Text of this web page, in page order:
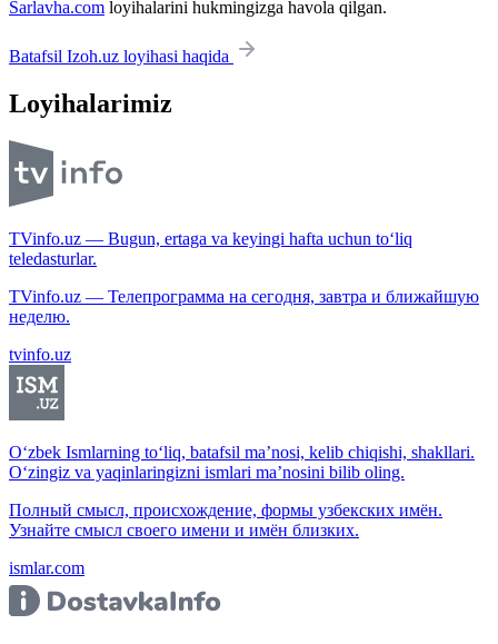
Sarlavha.com loyihalarini hukmingizga havola qilgan.
Batafsil Izoh.uz loyihasi haqida
Loyihalarimiz
TVinfo.uz — Bugun, ertaga va keyingi hafta uchun to‘liq
teledasturlar.
TVinfo.uz — Телепрограмма на сегодня, завтра и ближайшую
неделю.
tvinfo.uz
O‘zbek Ismlarning to‘liq, batafsil ma’nosi, kelib chiqishi, shakllari.
O‘zingiz va yaqinlaringizni ismlari ma’nosini bilib oling.
Полный смысл, происхождение, формы узбекских имён.
Узнайте смысл своего имени и имён близких.
ismlar.com